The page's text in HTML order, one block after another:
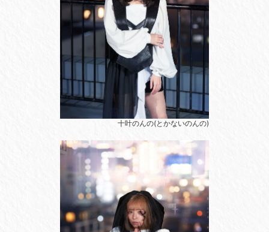
十叶のんの(とかないのんの)